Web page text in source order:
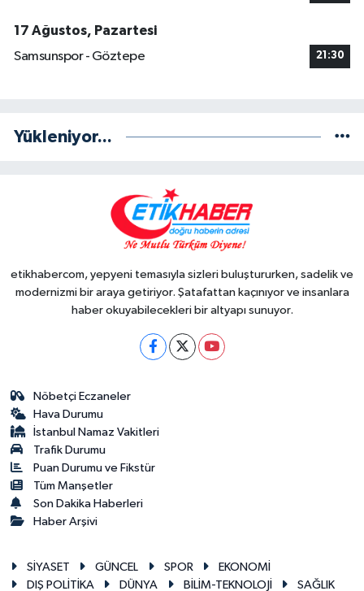
17 Ağustos, Pazartesi
Samsunspor - Göztepe
21:30
Yükleniyor...
etikhabercom, yepyeni temasıyla sizleri buluştururken, sadelik ve
modernizmi bir araya getiriyor. Şatafattan kaçınıyor ve insanlara
haber okuyabilecekleri bir altyapı sunuyor.
Nöbetçi Eczaneler
Hava Durumu
İstanbul Namaz Vakitleri
Trafik Durumu
Puan Durumu ve Fikstür
Tüm Manşetler
Son Dakika Haberleri
Haber Arşivi
SİYASET GÜNCEL SPOR
EKONOMİ
DIŞ POLİTİKA
DÜNYA BİLİM-TEKNOLOJİ SAĞLIK